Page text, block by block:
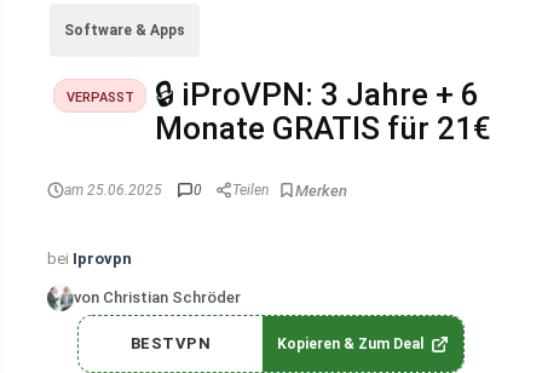
Software & Apps
VERPASST
🔒 iProVPN: 3 Jahre + 6
Monate GRATIS für 21€
am 25.06.2025 0 Teilen
bei Iprovpn
von Christian Schröder
BESTVPN Kopieren & Zum Deal